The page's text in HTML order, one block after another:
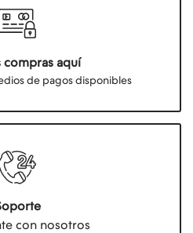
compras aquí
de pagos disponibles
con nosotros